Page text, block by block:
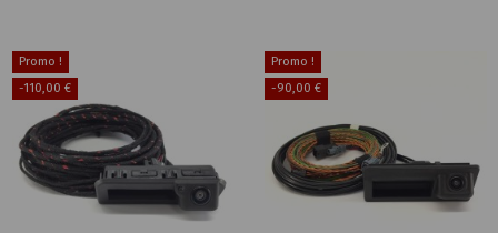
Promo !
-110,00 €
Promo !
-90,00 €